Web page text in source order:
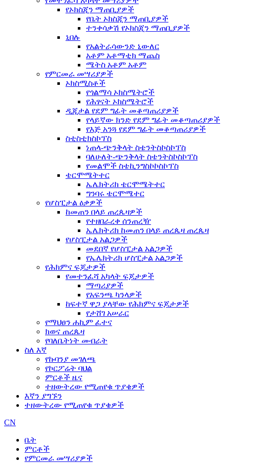
የኦክስጂን ማጠቢያዎች
የቤት ኦክስጂን ማጠቢያዎች
ተንቀሳቃሽ የኦክስጂን ማጠቢያዎች
ኒበሉ
የአልትራሳውንድ ኒውለር
አቶም አቶማቲክ ማጨስ
ሜትስ አቶም አቶም
የምርመራ መሣሪያዎች
ኦክስሚስቶች
የጎልማሳ ኦክስሜትሮች
የሕፃናት ኦክስሜትሮች
ዲጂታል የደም ግፊት መቆጣጠሪያዎች
የላይኛው ክንድ የደም ግፊት መቆጣጠሪያዎች
የእጅ አንጓ የደም ግፊት መቆጣጠሪያዎች
ስቲስቲክስኮፕስ
ነጠላ-ጭንቅላት ስቴንትስኮስኮፕስ
ባለሁለት-ጭንቅላት ስቴንትስኮስኮፕስ
የመልሞች ስቴኪንግስኮኮስኮፕስ
ቴርሞሜትተር
ኤሌክትሪክ ቴርሞሜትተር
ግንባሩ ቴርሞሜተር
የሆስፒታል ዕቃዎች
ከመጠን በላይ ጠረጴዛዎች
የተዘበራረቀ ሰንጠረዥ
ኤሌክትሪክ ከመጠን በላይ ጠረጴዛ ጠረጴዛ
የሆስፒታል አልጋዎች
መደበኛ የሆስፒታል አልጋዎች
የኤሌክትሪክ ሆስፒታል አልጋዎች
የሕክምና ፍጆታዎች
የመተንፈሻ አካላት ፍጆታዎች
ማጣሪያዎች
የአፍንጫ ካንላዎች
ከፍተኛ ዋጋ ያላቸው የሕክምና ፍጆታዎች
የታሸገ አሠራር
የማህፀን ሐኪም ፈተና
ክወና ጠረጴዛ
የባለቤትነት መብራት
ስለ እኛ
የኩባንያ መገለጫ
የኮርፖሬት ባህል
ምርቶች ዜና
ተዘውትረው የሚጠየቁ ጥያቄዎች
እኛን ያግኙን
ተዘውትረው የሚጠየቁ ጥያቄዎች
CN
ቤት
ምርቶች
የምርመራ መሣሪያዎች